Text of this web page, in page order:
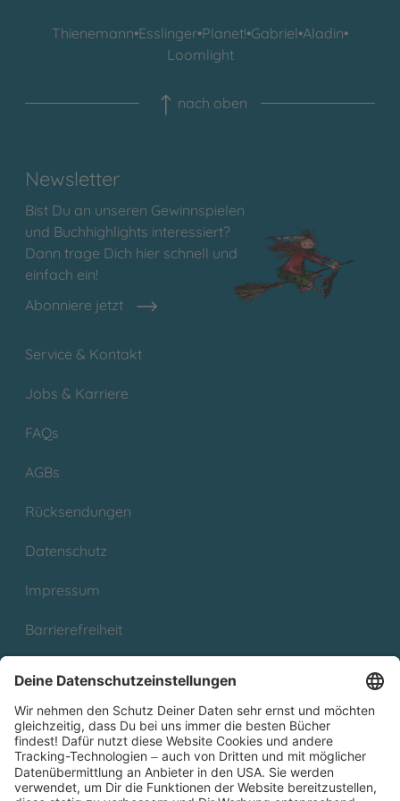
Thienemann•Esslinger•Planet!•Gabriel•Aladin•
Loomlight
nach oben
Newsletter
Bist Du an unseren Gewinnspielen
und Buchhighlights interessiert?
Dann trage Dich hier schnell und
einfach ein!
Abonniere jetzt
Service & Kontakt
Jobs & Karriere
FAQs
AGBs
Rücksendungen
Datenschutz
Impressum
Barrierefreiheit
Partnerprogramm (Affiliate)
Folge uns auf